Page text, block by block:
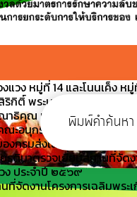
วง หมู่ที่ 14 และโนนเค็ง หมู่
ริกิติ์ พระบรมราชินีนาถ พ
ธิคุณ เนื่องในโอกาสวันคล้า
ะอนุกรรมาธิการท้องถิ่น เ
กรมส่งเสริมการปกครองส่
ติมาตรวจเยี่ยมสถานที่จัด
ง ประจำปี ๒๕๖๙
จัดงานโครงการเฉลิมพระ